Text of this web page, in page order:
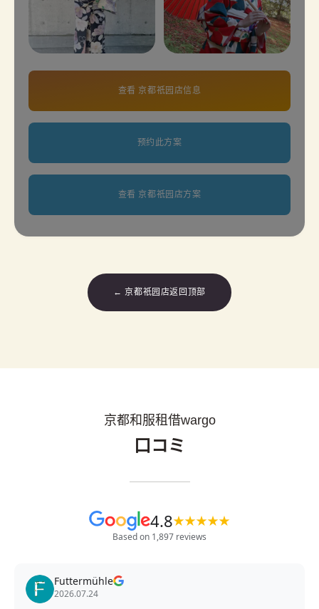
查看 京都祇园店信息
预约此方案
查看 京都祇园店方案
← 京都祇园店返回顶部
京都和服租借wargo
口コミ
4.8★★★★★
Based on 1,897 reviews
Futtermühle
2026.07.24